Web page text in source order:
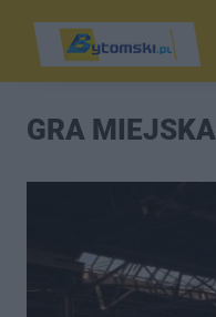
GRA MIEJSKA